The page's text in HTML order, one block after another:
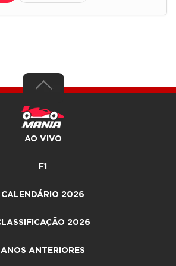
AO VIVO
F1
CALENDÁRIO 2026
2026
ANOS ANTERIORES